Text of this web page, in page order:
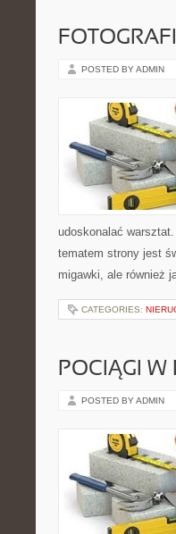
POSTED BY ADMIN
udoskonalać
tematem strony jest
migawki, ale również
CATEGORIES:
POCIĄGI W
POSTED BY ADMIN